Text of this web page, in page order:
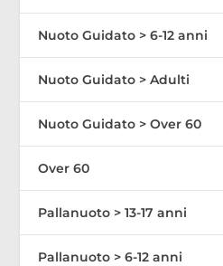
Nuoto Guidato > 6-12 anni
Nuoto Guidato > Adulti
Nuoto Guidato > Over 60
Over 60
Pallanuoto > 13-17 anni
Pallanuoto > 6-12 anni